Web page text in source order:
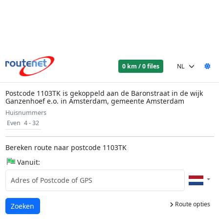
0 km / 0 files
Postcode 1103TK is gekoppeld aan de Baronstraat in de wijk
Ganzenhoef e.o. in Amsterdam, gemeente Amsterdam
Huisnummers
Even 4 - 32
Bereken route naar postcode 1103TK
Vanuit:
Route opties
Laden...
Zoeken